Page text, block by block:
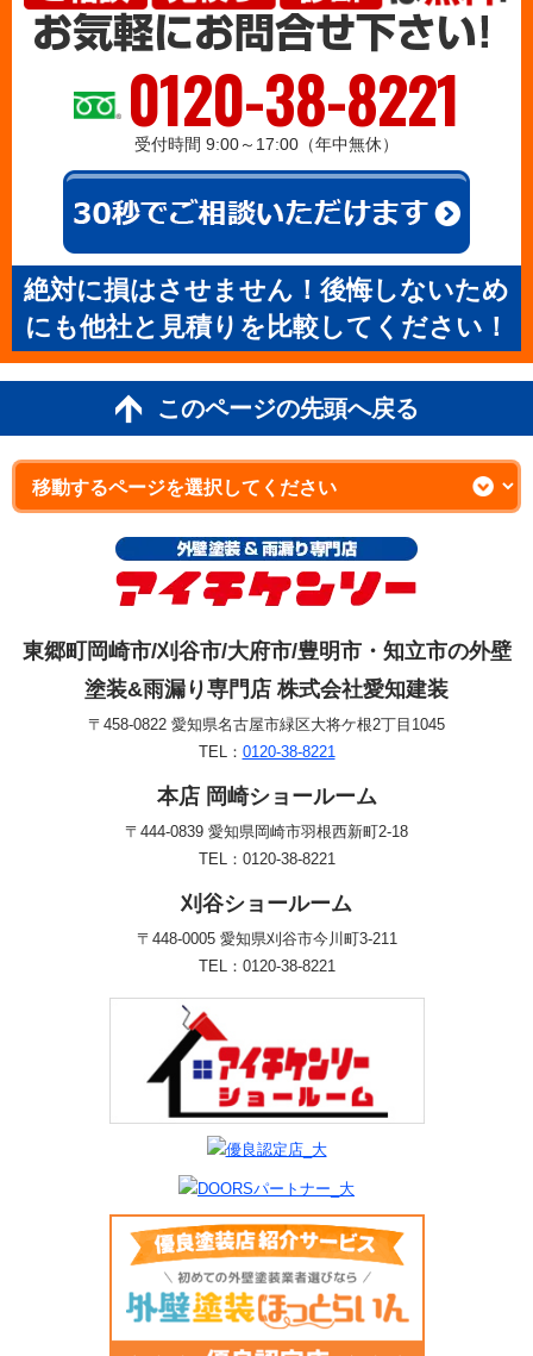
0120-38-8221
受付時間 9:00～17:00（年中無休）
絶対に損はさせません！後悔しないため
にも他社と見積りを比較してください！
このページの先頭へ戻る
東郷町岡崎市/刈谷市/大府市/豊明市・知立市の外壁
塗装&雨漏り専門店 株式会社愛知建装
〒458-0822 愛知県名古屋市緑区大将ケ根2丁目1045
TEL： 0120-38-8221
本店 岡崎ショールーム
〒444-0839 愛知県岡崎市羽根西新町2-18
TEL：0120-38-8221
刈谷ショールーム
〒448-0005 愛知県刈谷市今川町3-211
TEL：0120-38-8221